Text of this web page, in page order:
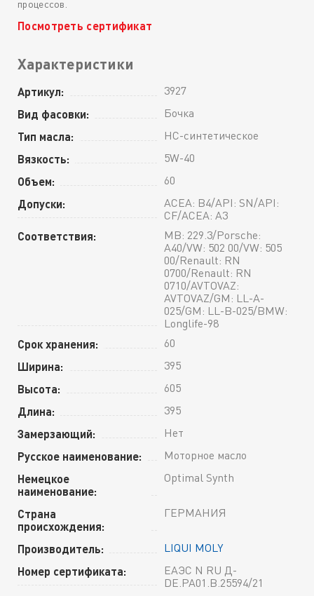
процессов.
Посмотреть сертификат
Характеристики
Артикул: 3927
Вид фасовки: Бочка
Тип масла: HC-синтетическое
Вязкость: 5W-40
Объем: 60
Допуски:
ACEA: B4/API: SN/API:
CF/ACEA: A3
Соответствия:
MB: 229.3/Porsche:
A40/VW: 502 00/VW: 505
00/Renault: RN
0700/Renault: RN
0710/AVTOVAZ:
AVTOVAZ/GM: LL-A-
025/GM: LL-B-025/BMW:
Longlife-98
Срок хранения: 60
Ширина: 395
Высота: 605
Длина: 395
Замерзающий: Нет
Русское наименование: Моторное масло
Немецкое
наименование:
Optimal Synth
Страна
происхождения:
ГЕРМАНИЯ
Производитель: LIQUI MOLY
Номер сертификата:
ЕАЭС N RU Д-
DE.РА01.В.25594/21